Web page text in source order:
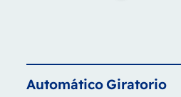
AutomáticoGiratorio